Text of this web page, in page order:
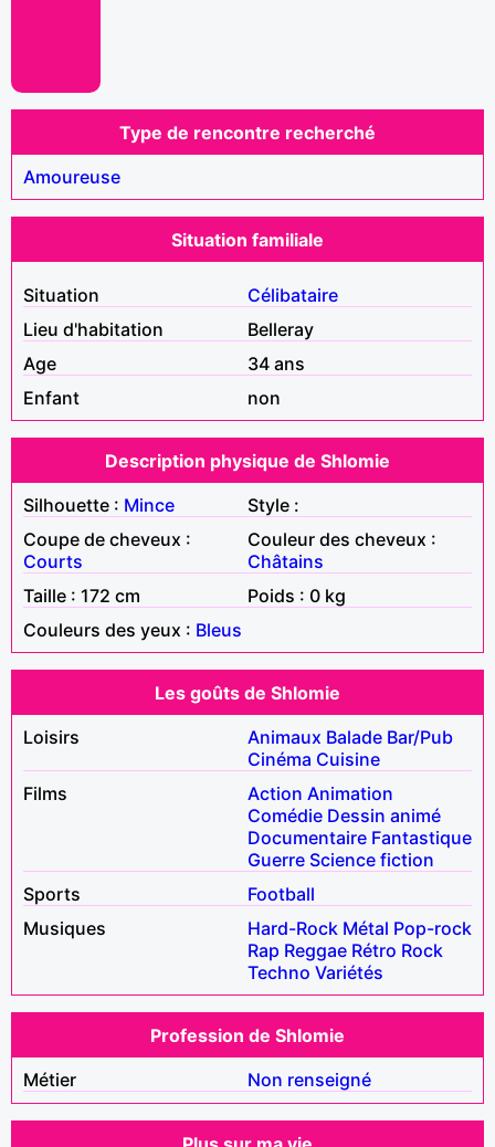
Type de rencontre recherché
Amoureuse
Situation familiale
Situation
Célibataire
Lieu d'habitation
Belleray
Age
34 ans
Enfant
non
Description physique de Shlomie
Silhouette : Mince
Style :
Coupe de cheveux :
Courts
Couleur des cheveux :
Châtains
Taille : 172 cm
Poids : 0 kg
Couleurs des yeux : Bleus
Les goûts de Shlomie
Loisirs
Animaux Balade Bar/Pub
Cinéma Cuisine
Films
Action Animation
Comédie Dessin animé
Documentaire Fantastique
Guerre Science fiction
Sports
Football
Musiques
Hard-Rock Métal Pop-rock
Rap Reggae Rétro Rock
Techno Variétés
Profession de Shlomie
Métier
Non renseigné